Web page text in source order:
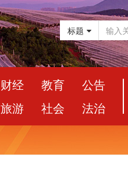
标题
财经 教育
公告
旅游
社会 法治